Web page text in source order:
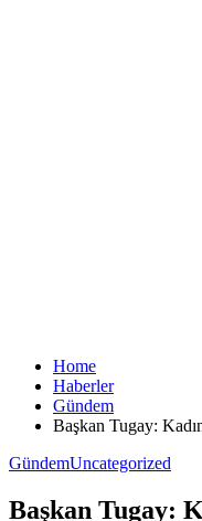
Home
Haberler
Gündem
Başkan Tugay:
GündemUncategorized
Başkan Tugay: